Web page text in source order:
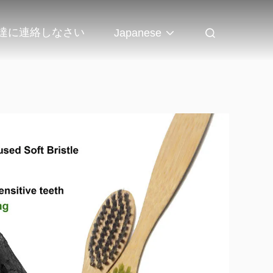
に連絡しなさい Japanese